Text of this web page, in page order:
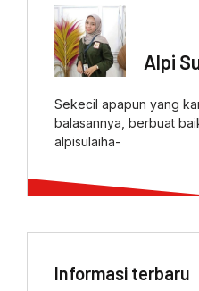
Alpi
Sekecil apapun yang
balasannya, berbuat
alpisulaiha-
Informasi terbaru